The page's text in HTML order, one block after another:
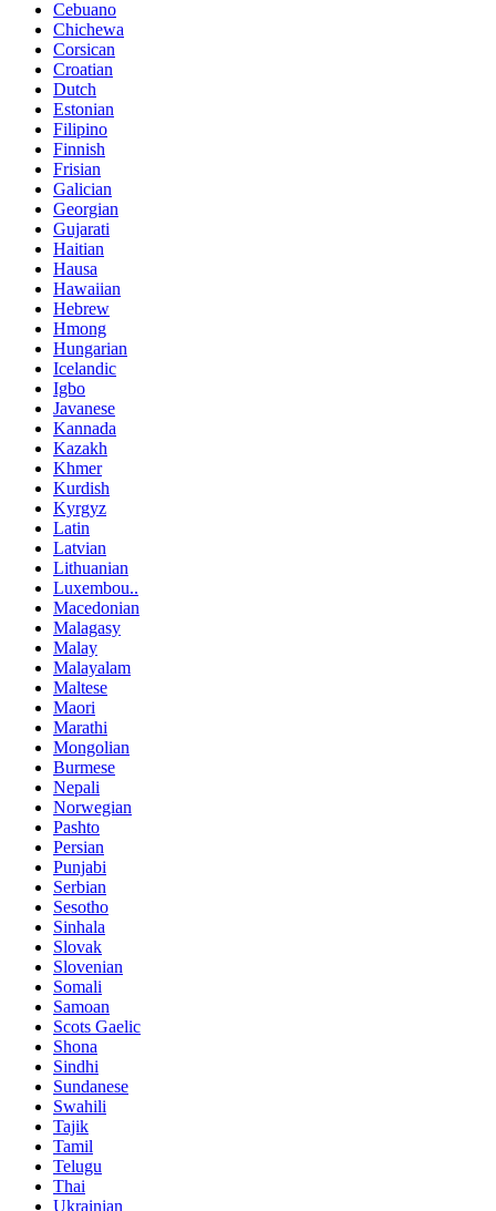
Cebuano
Chichewa
Corsican
Croatian
Dutch
Estonian
Filipino
Finnish
Frisian
Galician
Georgian
Gujarati
Haitian
Hausa
Hawaiian
Hebrew
Hmong
Hungarian
Icelandic
Igbo
Javanese
Kannada
Kazakh
Khmer
Kurdish
Kyrgyz
Latin
Latvian
Lithuanian
Luxembou..
Macedonian
Malagasy
Malay
Malayalam
Maltese
Maori
Marathi
Mongolian
Burmese
Nepali
Norwegian
Pashto
Persian
Punjabi
Serbian
Sesotho
Sinhala
Slovak
Slovenian
Somali
Samoan
Scots Gaelic
Shona
Sindhi
Sundanese
Swahili
Tajik
Tamil
Telugu
Thai
Ukrainian